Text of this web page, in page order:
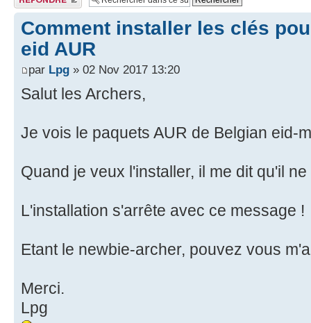
Comment installer les clés
eid AUR
par Lpg » 02 Nov 2017 13:20
Salut les Archers,
Je vois le paquets AUR de Belgian eid-
Quand je veux l'installer, il me dit qu'il
L'installation s'arrête avec ce message !
Etant le newbie-archer, pouvez vous
Merci.
Lpg